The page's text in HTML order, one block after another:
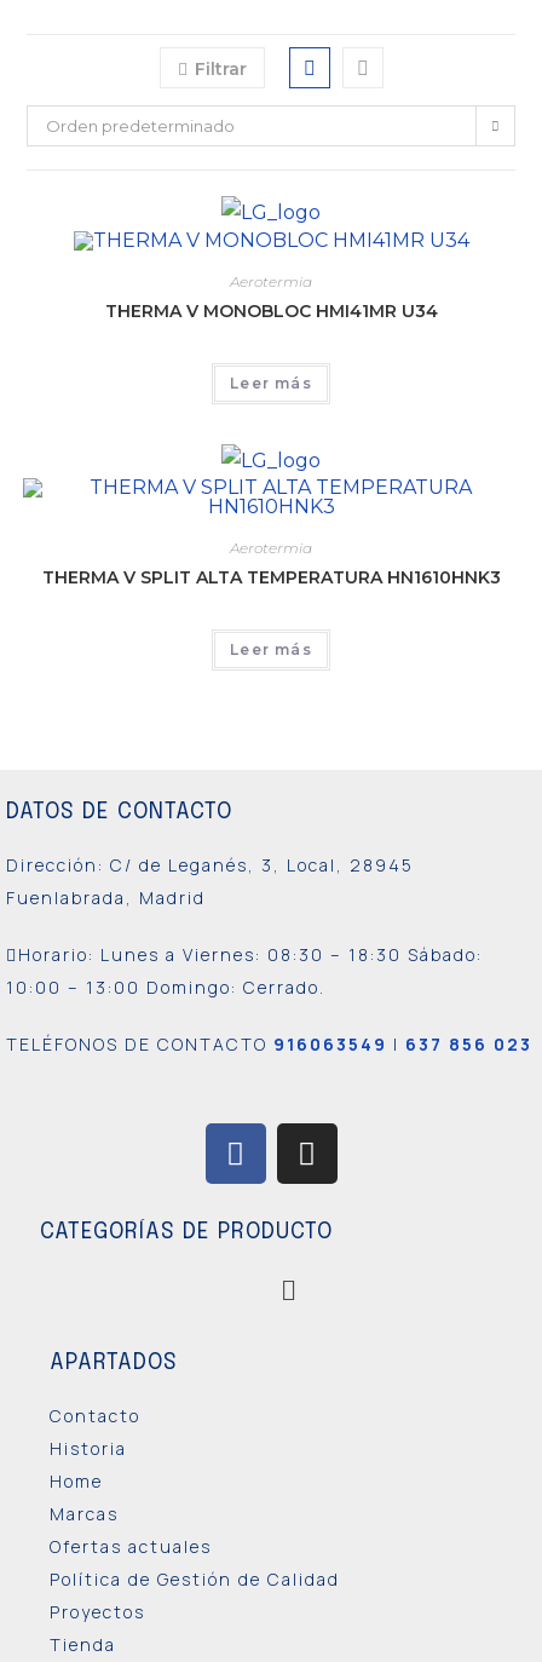
Filtrar
Orden predeterminado
Aerotermia
THERMA V MONOBLOC HMI41MR U34
Leer más
Aerotermia
THERMA V SPLIT ALTA TEMPERATURA HN1610HNK3
Leer más
DATOS DE CONTACTO
Dirección: C/ de Leganés, 3, Local, 28945
Fuenlabrada, Madrid
Horario: Lunes a Viernes: 08:30 – 18:30 Sábado:
10:00 – 13:00 Domingo: Cerrado.
TELÉFONOS DE CONTACTO 916063549 | 637 856 023
CATEGORÍAS DE PRODUCTO
APARTADOS
Contacto
Historia
Home
Marcas
Ofertas actuales
Política de Gestión de Calidad
Proyectos
Tienda